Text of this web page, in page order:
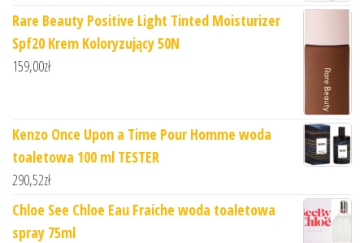
Rare Beauty Positive Light Tinted Moisturizer
Spf20 Krem Koloryzujący 50N
159,00zł
Kenzo Once Upon a Time Pour Homme woda
toaletowa 100 ml TESTER
290,52zł
Chloe See Chloe Eau Fraiche woda toaletowa
spray 75ml